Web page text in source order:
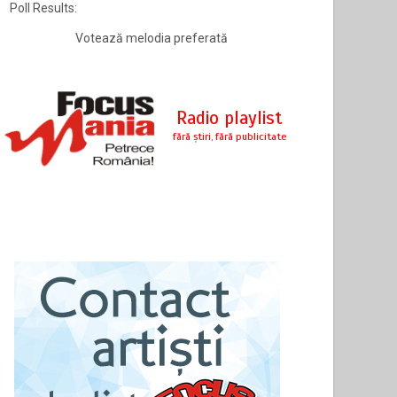
Poll Results:
Votează melodia preferată